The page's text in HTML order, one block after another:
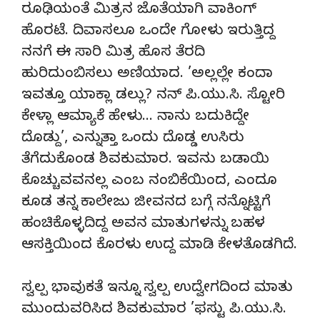
ರೂಢಿಯಂತೆ ಮಿತ್ರನ ಜೊತೆಯಾಗಿ ವಾಕಿಂಗ್
ಹೊರಟೆ. ದಿವಾಸಲೂ ಒಂದೇ ಗೋಳು ಇರುತ್ತಿದ್ದ
ನನಗೆ ಈ ಸಾರಿ ಮಿತ್ರ ಹೊಸ ತೆರದಿ
ಹುರಿದುಂಬಿಸಲು ಅಣಿಯಾದ. ’ಅಲ್ಲಲ್ಲೇ ಕಂದಾ
ಇವತ್ತೂ ಯಾಕ್ಲಾ ಡಲ್ಲು? ನನ್ ಪಿ.ಯು.ಸಿ. ಸ್ಟೋರಿ
ಕೇಳ್ಲಾ ಆಮ್ಯಾಕೆ ಹೇಳು… ನಾನು ಬದುಕಿದ್ದೇ
ದೊಡ್ದು’, ಎನ್ನುತ್ತಾ ಒಂದು ದೊಡ್ಡ ಉಸಿರು
ತೆಗೆದುಕೊಂಡ ಶಿವಕುಮಾರ. ಇವನು ಬಡಾಯಿ
ಕೊಚ್ಚುವವನಲ್ಲ ಎಂಬ ನಂಬಿಕೆಯಿಂದ, ಎಂದೂ
ಕೂಡ ತನ್ನ ಕಾಲೇಜು ಜೀವನದ ಬಗ್ಗೆ ನನ್ನೊಟ್ಟಿಗೆ
ಹಂಚಿಕೊಳ್ಳದಿದ್ದ ಅವನ ಮಾತುಗಳನ್ನು ಬಹಳ
ಆಸಕ್ತಿಯಿಂದ ಕೊರಳು ಉದ್ದ ಮಾಡಿ ಕೇಳತೊಡಗಿದೆ.
ಸ್ವಲ್ಪ ಭಾವುಕತೆ ಇನ್ನೂ ಸ್ವಲ್ಪ ಉದ್ವೇಗದಿಂದ ಮಾತು
ಮುಂದುವರಿಸಿದ ಶಿವಕುಮಾರ ’ಫಸ್ಟು ಪಿ.ಯು.ಸಿ.